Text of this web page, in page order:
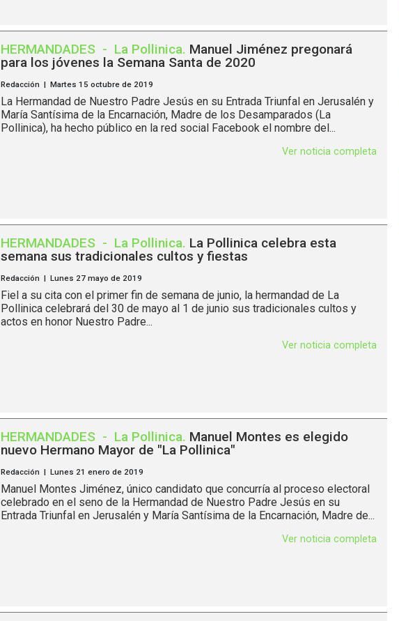
HERMANDADES - La Pollinica. Manuel Jiménez pregonará
para los jóvenes la Semana Santa de 2020
Redacción | Martes 15 octubre de 2019
La Hermandad de Nuestro Padre Jesús en su Entrada Triunfal en Jerusalén y
María Santísima de la Encarnación, Madre de los Desamparados (La
Pollinica), ha hecho público en la red social Facebook el nombre del...
Ver noticia completa
HERMANDADES - La Pollinica. La Pollinica celebra esta
semana sus tradicionales cultos y fiestas
Redacción | Lunes 27 mayo de 2019
Fiel a su cita con el primer fin de semana de junio, la hermandad de La
Pollinica celebrará del 30 de mayo al 1 de junio sus tradicionales cultos y
actos en honor Nuestro Padre...
Ver noticia completa
HERMANDADES - La Pollinica. Manuel Montes es elegido
nuevo Hermano Mayor de "La Pollinica"
Redacción | Lunes 21 enero de 2019
Manuel Montes Jiménez, único candidato que concurría al proceso electoral
celebrado en el seno de la Hermandad de Nuestro Padre Jesús en su
Entrada Triunfal en Jerusalén y María Santísima de la Encarnación, Madre de...
Ver noticia completa